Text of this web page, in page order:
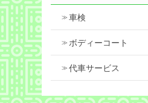
車検
ボディーコート
代車サービス